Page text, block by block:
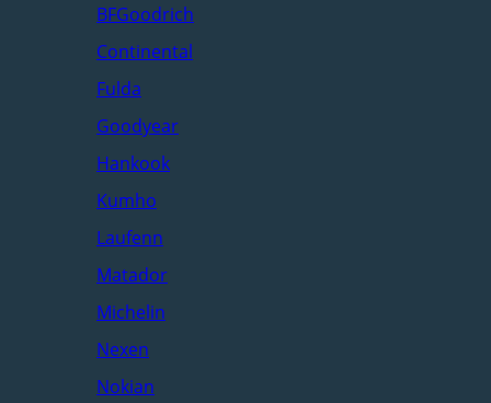
BFGoodrich
Continental
Fulda
Goodyear
Hankook
Kumho
Laufenn
Matador
Michelin
Nexen
Nokian